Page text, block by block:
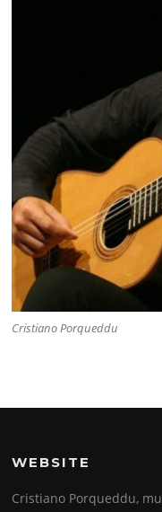
Cristiano Porqueddu
WEBSITE
Cristiano Porqueddu,